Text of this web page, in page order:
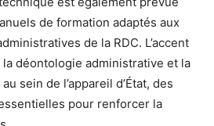
de formation adaptés aux
de la RDC. L’accent
la déontologie administrative et la
sein de l’appareil d’État, des
pour renforcer la